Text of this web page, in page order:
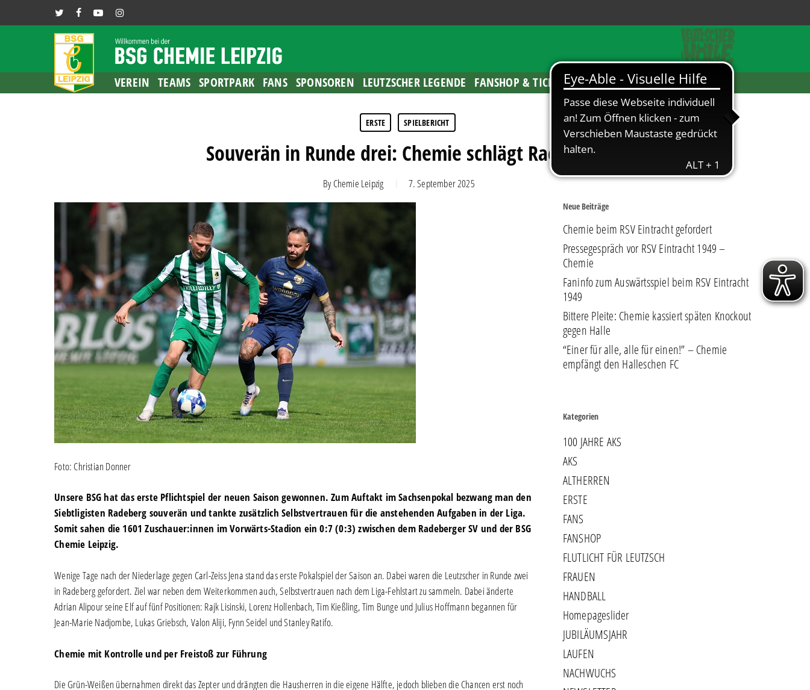
to
TWITTERFACEBOOKYOUTUBEINSTAGRAM
VEREIN TEAMS SPORTPARK FANS SPONSOREN LEUTZSCHER LEGENDE FANSHOP & TICKETS
ERSTE SPIELBERICHT
Souverän in Runde drei: Chemie schlägt Radeberg
ByChemie Leipzig 7. September 2025
Foto: Christian Donner
Unsere BSG hat das erste Pflichtspiel der neuen Saison gewonnen. Zum Auftakt im Sachsenpokal bezwang man den
Siebtligisten Radeberg souverän und tankte zusätzlich Selbstvertrauen für die anstehenden Aufgaben in der Liga.
Somit sahen die 1601 Zuschauer:innen im Vorwärts-Stadion ein 0:7 (0:3) zwischen dem Radeberger SV und der BSG
Chemie Leipzig.
Wenige Tage nach der Niederlage gegen Carl-Zeiss Jena stand das erste Pokalspiel der Saison an. Dabei waren die Leutzscher in Runde zwei
in Radeberg gefordert. Ziel war neben dem Weiterkommen auch, Selbstvertrauen nach dem Liga-Fehlstart zu sammeln. Dabei änderte
Adrian Alipour seine Elf auf fünf Positionen: Rajk Lisinski, Lorenz Hollenbach, Tim Kießling, Tim Bunge und Julius Hoffmann begannen für
Jean-Marie Nadjombe, Lukas Griebsch, Valon Aliji, Fynn Seidel und Stanley Ratifo.
Chemie mit Kontrolle und per Freistoß zur Führung
Die Grün-Weißen übernahmen direkt das Zepter und drängten die Hausherren in die eigene Hälfte, jedoch blieben die Chancen erst noch
Neue Beiträge
Chemie beim RSV Eintracht gefordert
Pressegespräch vor RSV Eintracht 1949 –
Chemie
Faninfo zum Auswärtsspiel beim RSV Eintracht
1949
Bittere Pleite: Chemie kassiert späten Knockout
gegen Halle
“Einer für alle, alle für einen!” – Chemie
empfängt den Halleschen FC
Kategorien
100 JAHRE AKS
AKS
ALTHERREN
ERSTE
FANS
FANSHOP
FLUTLICHT FÜR LEUTZSCH
FRAUEN
HANDBALL
Homepageslider
JUBILÄUMSJAHR
LAUFEN
NACHWUCHS